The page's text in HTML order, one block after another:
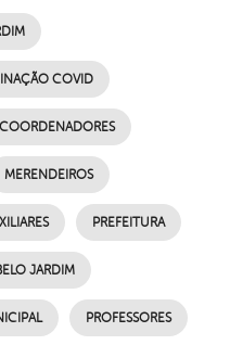
COVID
COORDENADORES
MERENDEIROS
PREFEITURA
JARDIM
PROFESSORES